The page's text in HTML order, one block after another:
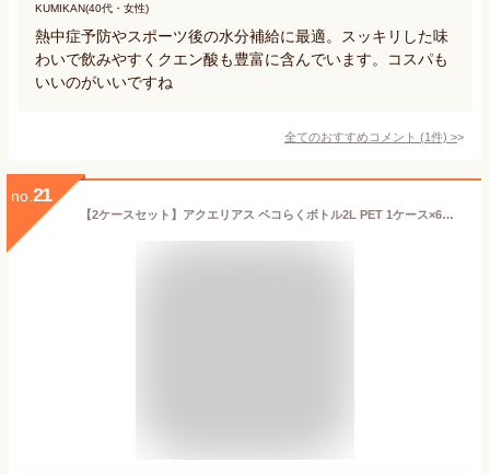
KUMIKAN(40代・女性)
熱中症予防やスポーツ後の水分補給に最適。スッキリした味
わいで飲みやすくクエン酸も豊富に含んでいます。コスパも
いいのがいいですね
全てのおすすめコメント (1件) >
no. 21
【2ケースセット】アクエリアス ペコらくボトル2L PET 1ケース×6本入 送料無料